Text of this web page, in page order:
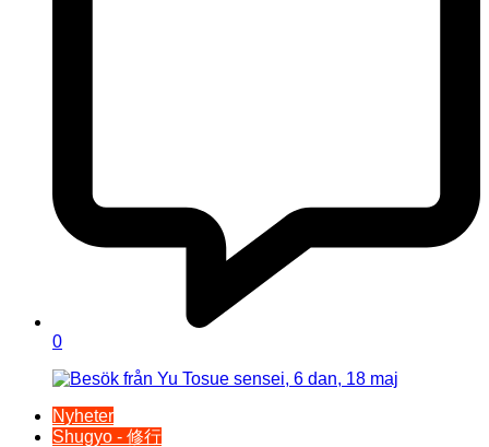
0
Nyheter
Shugyo - 修行